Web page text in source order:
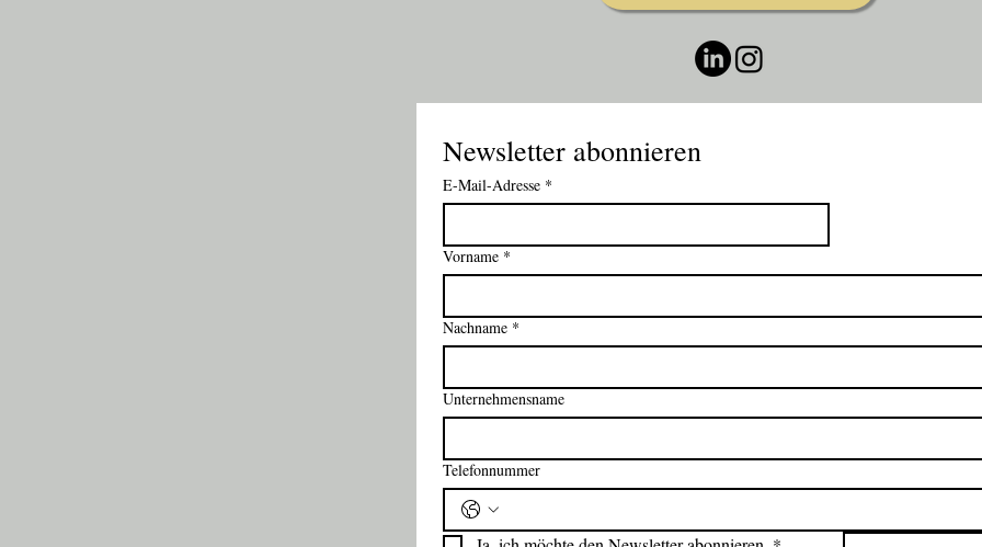
Newsletter abonnieren
E-Mail-Adresse *
Vorname *
Nachname *
Unternehmensname
Telefonnummer